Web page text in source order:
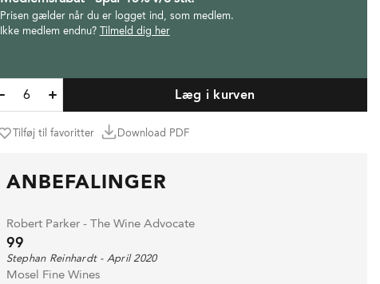
Prisen gælder når du er logget ind, som medlem.
Ikke medlem endnu? Tilmeld dig her
Læg i kurven
Tilføj til favoritter Download PDF
ANBEFALINGER
Robert Parker - The Wine Advocate
99
Stephan Reinhardt - April 2020
Mosel Fine Wines